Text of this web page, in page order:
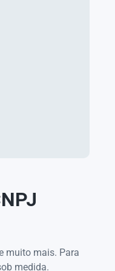
muito mais. Para
medida.